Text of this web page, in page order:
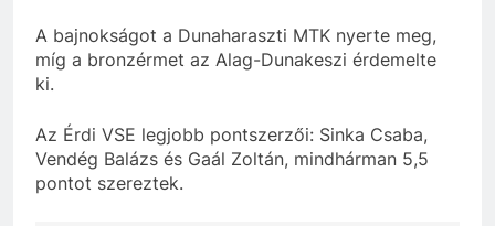
A bajnokságot a Dunaharaszti MTK nyerte meg,
míg a bronzérmet az Alag-Dunakeszi érdemelte
ki.
Az Érdi VSE legjobb pontszerzői: Sinka Csaba,
Vendég Balázs és Gaál Zoltán, mindhárman 5,5
pontot szereztek.